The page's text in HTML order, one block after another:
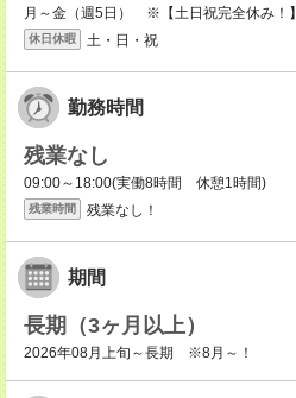
月～金（週5日） ※【土日祝完全休み！】
休日休暇 土・日・祝
勤務時間
残業なし
09:00～18:00(実働8時間 休憩1時間)
残業時間 残業なし！
期間
長期（3ヶ月以上）
2026年08月上旬～長期 ※8月～！